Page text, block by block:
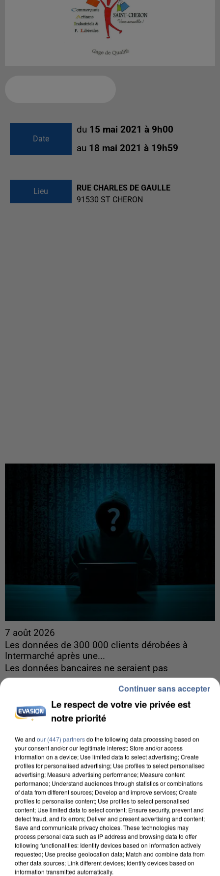
Date
du 15 mai 2021 à 9h00
au 18 mai 2021 à 19h59
Lieu
RUE CHARLES DE GAULLE
91530 ST CHERON
7 août 2026
Les données de 300 000 clients dérobées à
Intermarché après une...
Les données bancaires ne seraient pas
concernées.
7 août 2026
Un second cadre de la DZ Mafia interpellé en
Le respect de votre vie privée est
notre priorité
We and our (447) partnersdo the following data processing based on
your consent and/or our legitimate interest: Store and/or access
information on a device; Use limited data to select advertising; Create
profiles for personalised advertising; Use profiles to select personalised
advertising; Measure advertising performance; Measure content
performance; Understand audiences through statistics or combinations
of data from different sources; Develop and improve services; Create
profiles to personalise content; Use profiles to select personalised
content; Use limited data to select content; Ensure security, prevent and
detect fraud, and fix errors; Deliver and present advertising and content;
Save and communicate privacy choices. These technologies may
process personal data such as IP address and browsing data to offer
following functionalities: Identify devices based on information actively
requested; Use precise geolocation data; Match and combine data from
other data sources; Link different devices; Identify devices based on
information transmitted automatically.
Continuer sans accepter